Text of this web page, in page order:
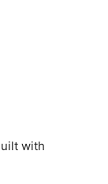
with